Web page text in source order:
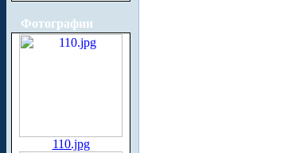
Фотографии
110.jpg